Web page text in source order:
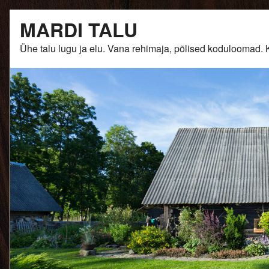
content
MARDI TALU
Ühe talu lugu ja elu. Vana rehimaja, põlised